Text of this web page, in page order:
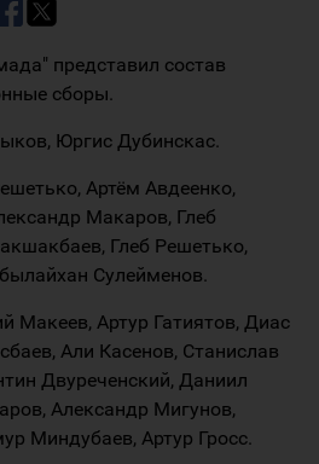
представил состав
сборы.
Юргис Дубинскас.
Артём Авдеенко,
Макаров, Глеб
Глеб Решетько,
Сулейменов.
Артур Гатиятов, Диас
Али Касенов, Станислав
Двуреченский, Даниил
Александр Мигунов,
Миндубаев, Артур Гросс.